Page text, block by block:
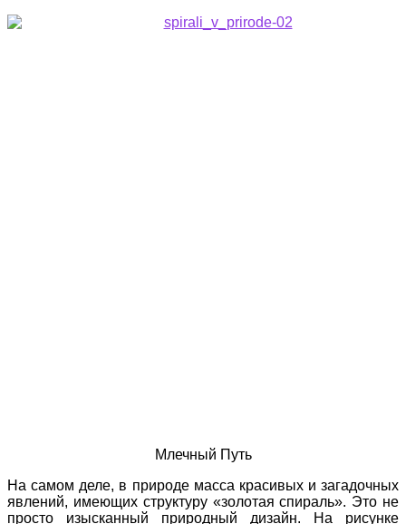
Млечный Путь
На самом деле, в природе масса красивых и загадочных
явлений, имеющих структуру «золотая спираль». Это не
просто изысканный природный дизайн. На рисунке